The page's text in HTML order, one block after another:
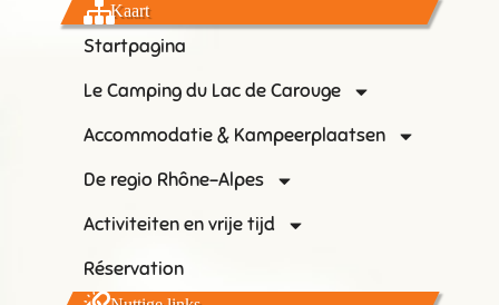
Kaart
Startpagina
Le Camping du Lac de Carouge
Accommodatie & Kampeerplaatsen
De regio Rhône-Alpes
Activiteiten en vrije tijd
Réservation